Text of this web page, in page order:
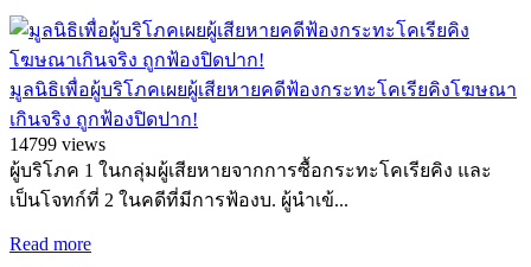
มูลนิธิเพื่อผู้บริโภคเผยผู้เสียหายคดีฟ้องกระทะโคเรียคิงโฆษณา
เกินจริง ถูกฟ้องปิดปาก!
14799 views
ผู้บริโภค 1 ในกลุ่มผู้เสียหายจากการซื้อกระทะโคเรียคิง และ
เป็นโจทก์ที่ 2 ในคดีที่มีการฟ้องบ. ผู้นำเข้...
Read more